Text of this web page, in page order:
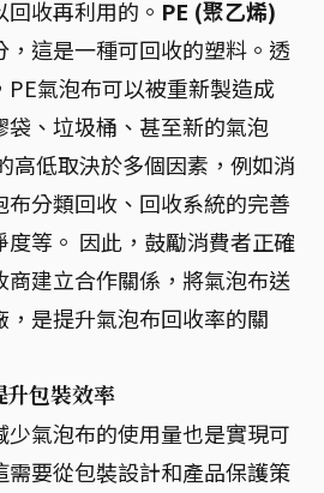
收再利用的。 PE (聚乙烯)
這是一種可回收的塑料。透
氣泡布可以被重新製造成
、垃圾桶、甚至新的氣泡
高低取決於多個因素，例如消
分類回收、回收系統的完善
等。 因此，鼓勵消費者正確
建立合作關係，將氣泡布送
是提升氣泡布回收率的關
升包裝效率
氣泡布的使用量也是實現可
要從包裝設計和產品保護策